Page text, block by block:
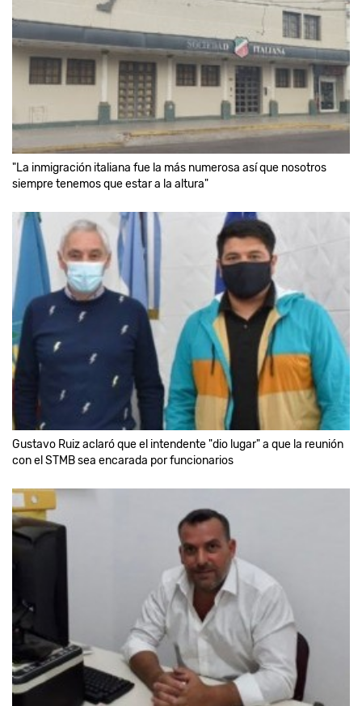
"La inmigración italiana fue la más numerosa así que nosotros
siempre tenemos que estar a la altura"
Gustavo Ruiz aclaró que el intendente "dio lugar" a que la reunión
con el STMB sea encarada por funcionarios